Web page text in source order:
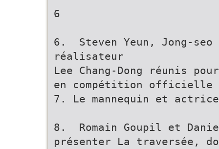
6
6. Steven Yeun, Jong-
réalisateur
Lee Chang-Dong réunis
en compétition officielle
7. Le mannequin et
8. Romain Goupil et
présenter La traversée,